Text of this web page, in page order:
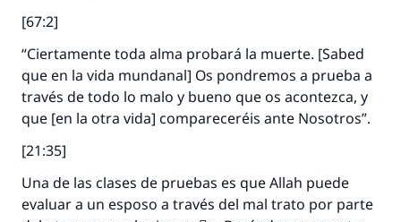
[67:2]
“Ciertamente toda alma probará la muerte. [Sabed
que en la vida mundanal] Os pondremos a prueba a
través de todo lo malo y bueno que os acontezca, y
que [en la otra vida] compareceréis ante Nosotros”.
[21:35]
Una de las clases de pruebas es que Allah puede
evaluar a un esposo a través del mal trato por parte